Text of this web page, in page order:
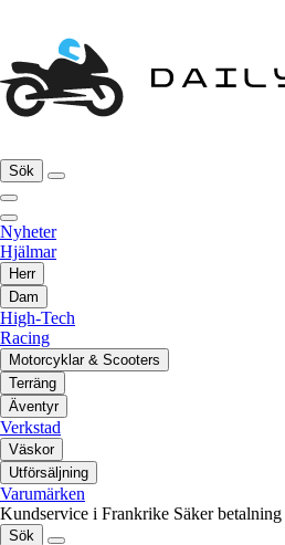
Sök
Nyheter
Hjälmar
Herr
Dam
High-Tech
Racing
Motorcyklar & Scooters
Terräng
Äventyr
Verkstad
Väskor
Utförsäljning
Varumärken
Kundservice i Frankrike Säker betalning
Sök